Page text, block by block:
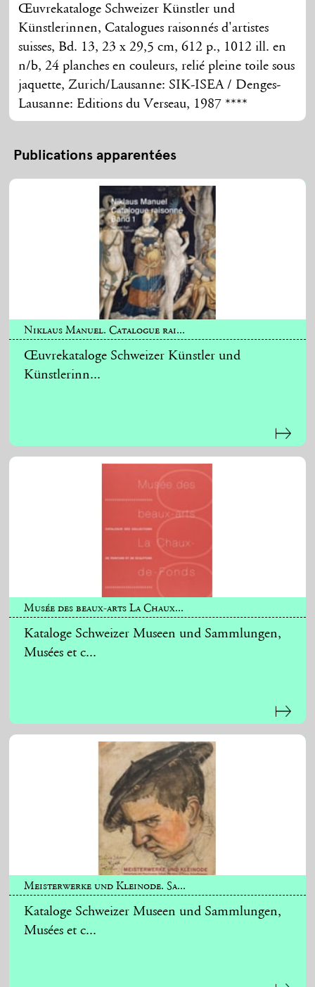
Œuvrekataloge Schweizer Künstler und
Künstlerinnen, Catalogues raisonnés d'artistes
suisses, Bd. 13, 23 x 29,5 cm, 612 p., 1012 ill. en
n/b, 24 planches en couleurs, relié pleine toile sous
jaquette, Zurich/Lausanne: SIK-ISEA / Denges-
Lausanne: Editions du Verseau, 1987 ****
Publications apparentées
Niklaus Manuel. Catalogue rai...
Œuvrekataloge Schweizer Künstler und
Künstlerinn...
Musée des beaux-arts La Chaux...
Kataloge Schweizer Museen und Sammlungen,
Musées et c...
Meisterwerke und Kleinode. Sa...
Kataloge Schweizer Museen und Sammlungen,
Musées et c...